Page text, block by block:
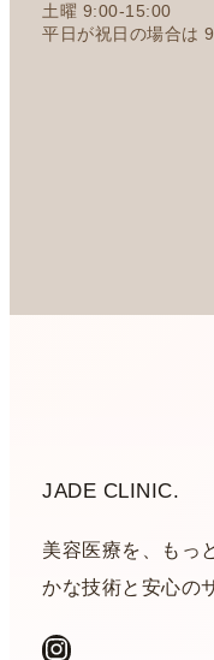
土曜 9:00-15:00
平日が祝日の場合は
JADE CLINIC.
美容医療を、もっ
かな技術と安心の
Instagram